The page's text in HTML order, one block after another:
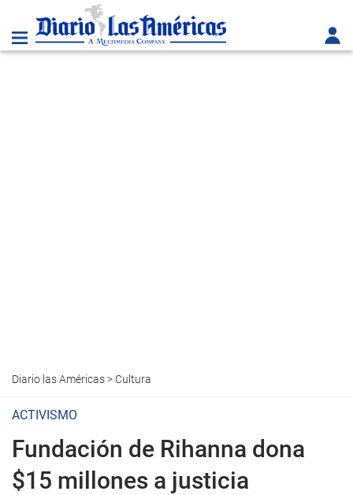
Diario las Américas> Cultura
ACTIVISMO
Fundación de Rihanna dona
$15 millones a justicia